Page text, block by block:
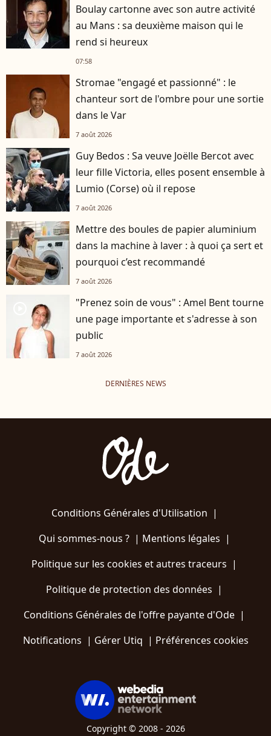
Boulay cartonne avec son autre activité
au Mans : sa deuxième maison qui le
rend si heureux
07:58
Stromae "engagé et passionné" : le
chanteur sort de l'ombre pour une sortie
dans le Var
7 août 2026
Guy Bedos : Sa veuve Joëlle Bercot avec
leur fille Victoria, elles posent ensemble à
Lumio (Corse) où il repose
7 août 2026
Mettre des boules de papier aluminium
dans la machine à laver : à quoi ça sert et
pourquoi c’est recommandé
7 août 2026
"Prenez soin de vous" : Amel Bent tourne
une page importante et s'adresse à son
public
7 août 2026
DERNIÈRES NEWS
Conditions Générales d'Utilisation |
Qui sommes-nous ?| Mentions légales |
Politique sur les cookies et autres traceurs |
Politique de protection des données |
Conditions Générales de l'offre payante d'Ode |
Notifications | Gérer Utiq | Préférences cookies
Copyright © 2008 - 2026